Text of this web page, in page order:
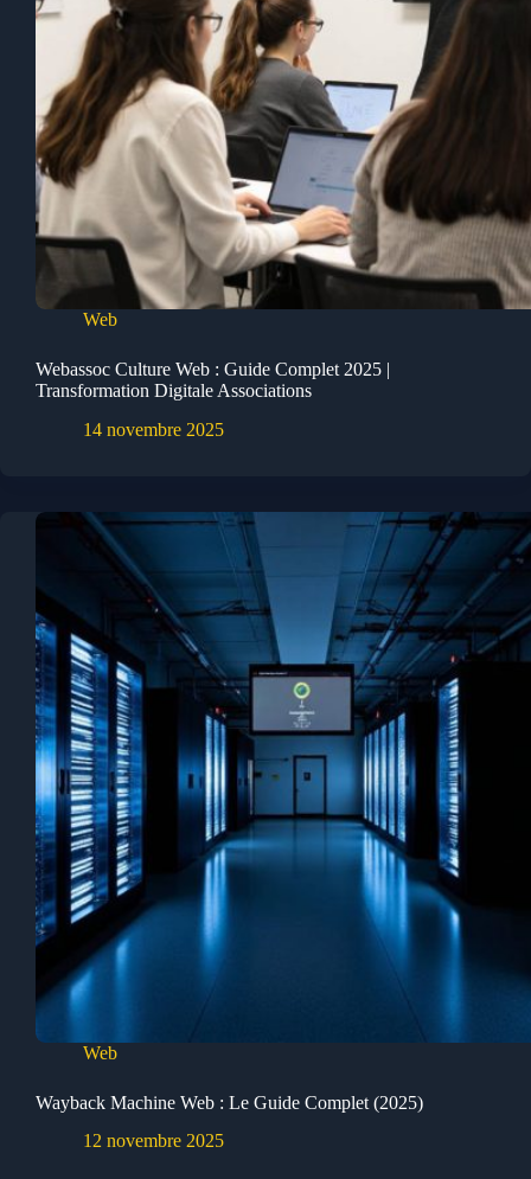
Web
Webassoc Culture Web : Guide Complet 2025 |
Transformation Digitale Associations
14 novembre 2025
Web
Wayback Machine Web : Le Guide Complet (2025)
12 novembre 2025